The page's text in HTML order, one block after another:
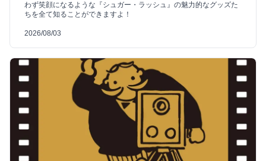
わず笑顔になるような『シュガー・ラッシュ』の魅力的なグッズた
ちを全て知ることができますよ！
2026/08/03